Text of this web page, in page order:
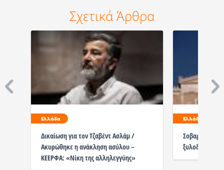
Σχετικά Άρθρα
Ελλάδα
Δικαίωση για τον Τζαβέντ Ασλάμ /
Ακυρώθηκε η ανάκληση ασύλου –
ΚΕΕΡΦΑ: «Νίκη της αλληλεγγύης»
Ελλάδα
Σοβαρή
ξυλοδαρμό